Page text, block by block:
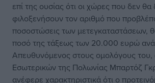
επί της ουσίας ότι οι χώρες που δεν θα
φιλοξενήσουν τον αριθμό που
ποσοστώσεις των μετεγκαταστάσεων,
ποσό της τάξεως των 20.000 ευρώ
Απευθυνόμενος στους ομολόγους
Εσωτερικών της Πολωνίας Μπαρτόζ
ανέφερε χαρακτηριστικά ότι ο